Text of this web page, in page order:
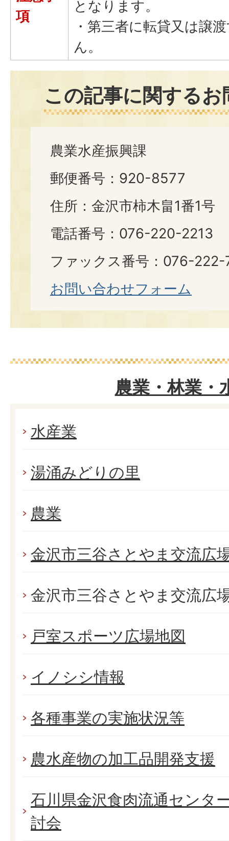
項
となります。
・第三者に転貸又は譲
ん。
この記事に関する
農業水産振興課
郵便番号：920-8577
住所：金沢市柿木畠1番1号
電話番号：076-220-2213
ファックス番号：076-222-
お問い合わせフォーム
農業・林業・
水産業
湯涌みどりの里
農業
金沢市三谷さとやま交流広
金沢市三谷さとやま交流広
戸室スポーツ広場地図
イノシシ情報
各種事業の実施状況等
農水産物の加工品開発支援
石川県金沢食肉流通センタ
討会